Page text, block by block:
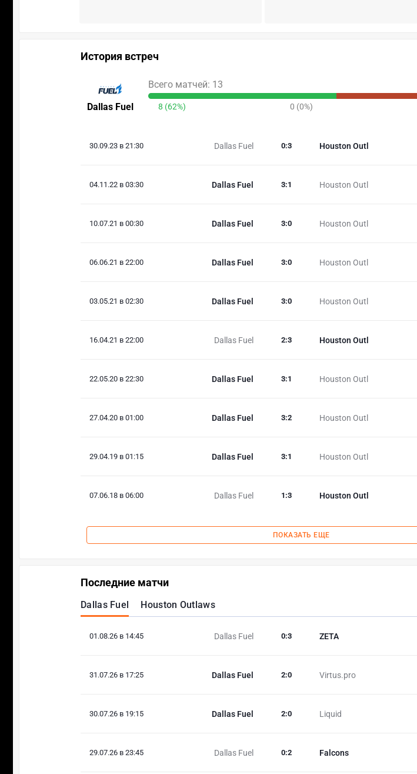
История встреч
Dallas Fuel
Всего матчей: 13
8 (62%) 0 (0%)
30.09.23 в 21:30 Dallas Fuel Houston Outl
0:3
04.11.22 в 03:30 Dallas Fuel Houston Outl
3:1
10.07.21 в 00:30 Dallas Fuel Houston Outl
3:0
06.06.21 в 22:00 Dallas Fuel Houston Outl
3:0
03.05.21 в 02:30 Dallas Fuel Houston Outl
3:0
16.04.21 в 22:00 Dallas Fuel Houston Outl
2:3
22.05.20 в 22:30 Dallas Fuel Houston Outl
3:1
27.04.20 в 01:00 Dallas Fuel Houston Outl
3:2
29.04.19 в 01:15 Dallas Fuel Houston Outl
3:1
07.06.18 в 06:00 Dallas Fuel Houston Outl
1 :3
ПОКАЗАТЬ ЕЩЕ
Последние матчи
Dallas Fuel Houston Outlaws
01.08.26 в 14:45 Dallas Fuel ZETA
0:3
31.07.26 в 17:25 Dallas Fuel Virtus.pro
2:0
30.07.26 в 19:15 Dallas Fuel Liquid
2:0
29.07.26 в 23:45 Dallas Fuel Falcons
0:2